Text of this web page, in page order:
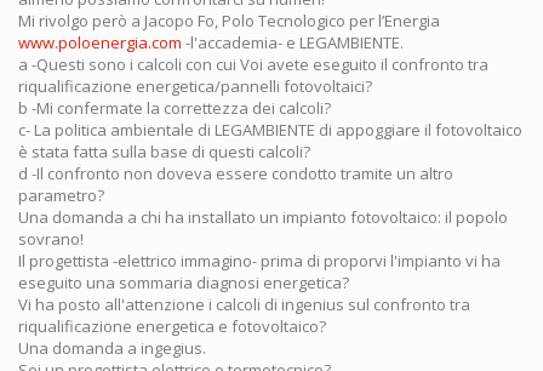
Mi rivolgo però a Jacopo Fo, Polo Tecnologico per l’Energia
www.poloenergia.com -l'accademia- e LEGAMBIENTE.
a -Questi sono i calcoli con cui Voi avete eseguito il confronto tra
riqualificazione energetica/pannelli fotovoltaici?
b -Mi confermate la correttezza dei calcoli?
c- La politica ambientale di LEGAMBIENTE di appoggiare il fotovoltaico
è stata fatta sulla base di questi calcoli?
d -Il confronto non doveva essere condotto tramite un altro
parametro?
Una domanda a chi ha installato un impianto fotovoltaico: il popolo
sovrano!
Il progettista -elettrico immagino- prima di proporvi l'impianto vi ha
eseguito una sommaria diagnosi energetica?
Vi ha posto all'attenzione i calcoli di ingenius sul confronto tra
riqualificazione energetica e fotovoltaico?
Una domanda a ingegius.